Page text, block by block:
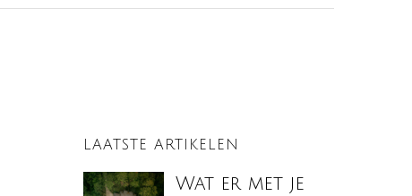
LAATSTE ARTIKELEN
Wat er met je